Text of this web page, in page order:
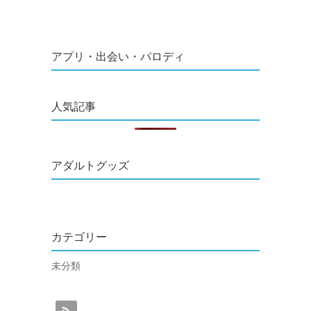
アプリ・出会い・パロディ
人気記事
アダルトグッズ
カテゴリー
未分類